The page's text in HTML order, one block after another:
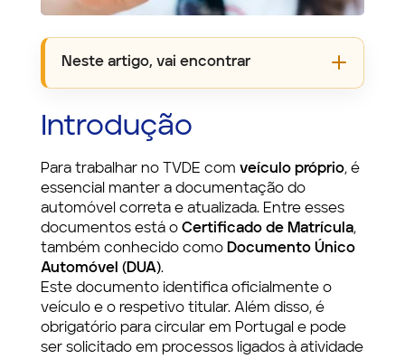
Neste artigo, vai encontrar
Introdução
Para trabalhar no TVDE com veículo próprio, é
essencial manter a documentação do
automóvel correta e atualizada. Entre esses
documentos está o Certificado de Matrícula,
também conhecido como Documento Único
Automóvel (DUA).
Este documento identifica oficialmente o
veículo e o respetivo titular. Além disso, é
obrigatório para circular em Portugal e pode
ser solicitado em processos ligados à atividade